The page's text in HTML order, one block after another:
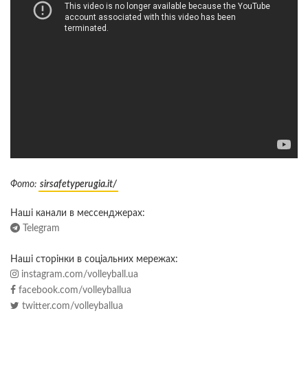
Фото: sirsafetyperugia.it/
Наші канали в мессенджерах:
Telegram
Наші сторінки в соціальних мережах:
instagram.com/volleyball.ua
facebook.com/volleyballua
twitter.com/volleyballua